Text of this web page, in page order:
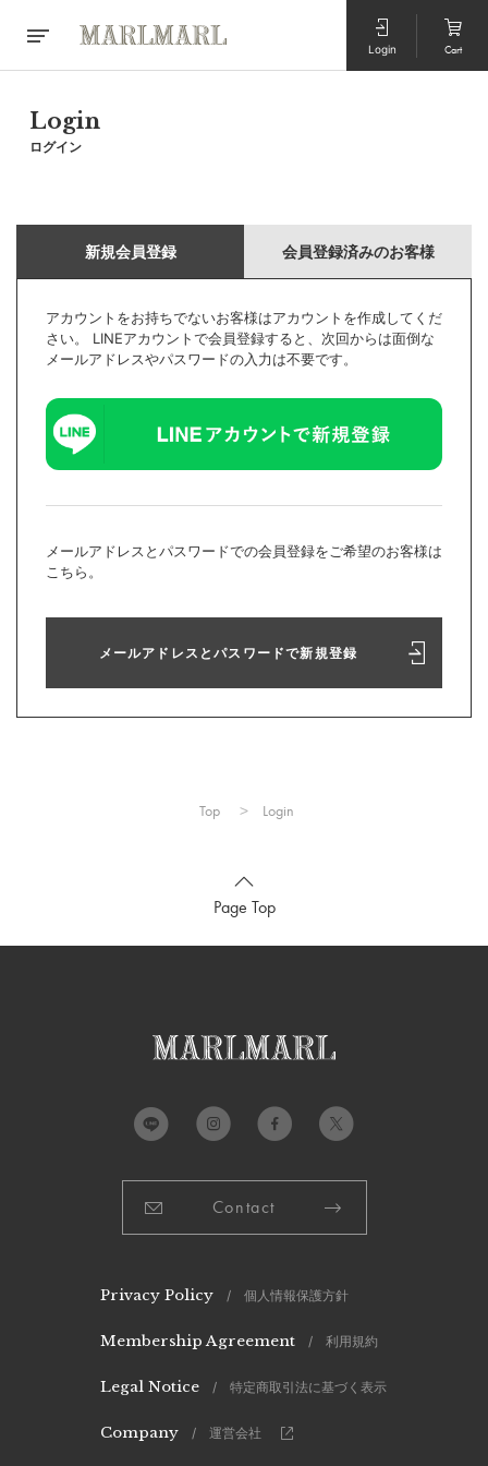
Login Cart
Login
ログイン
新規会員登録 会員登録済みのお客様
アカウントをお持ちでないお客様はアカウントを作成してくだ
さい。 LINEアカウントで会員登録すると、次回からは面倒な
メールアドレスやパスワードの入力は不要です。
メールアドレスとパスワードでの会員登録をご希望のお客様は
こちら。
メールアドレスとパスワードで新規登録
Top Login
Page Top
Contact
Privacy Policy / 個人情報保護方針
Membership Agreement / 利用規約
Legal Notice / 特定商取引法に基づく表示
Company / 運営会社